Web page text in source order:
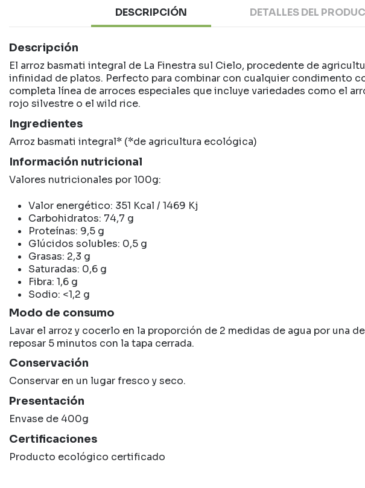
DESCRIPCIÓN DETALLES DEL
Descripción
El arroz basmati integral de La Finestra sul Cielo, procedente de
infinidad de platos. Perfecto para combinar con cualquier condimento
completa línea de arroces especiales que incluye variedades como el
rojo silvestre o el wild rice.
Ingredientes
Arroz basmati integral* (*de agricultura ecológica)
Información nutricional
Valores nutricionales por 100g:
Valor energético: 351 Kcal / 1469 Kj
Carbohidratos: 74,7 g
Proteínas: 9,5 g
Glúcidos solubles: 0,5 g
Grasas: 2,3 g
Saturadas: 0,6 g
Fibra: 1,6 g
Sodio: <1,2 g
Modo de consumo
Lavar el arroz y cocerlo en la proporción de 2 medidas de agua por una
reposar 5 minutos con la tapa cerrada.
Conservación
Conservar en un lugar fresco y seco.
Presentación
Envase de 400g
Certificaciones
Producto ecológico certificado